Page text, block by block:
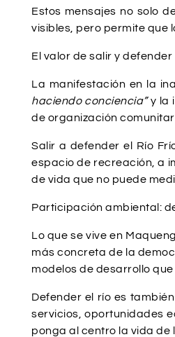
Estos mensajes no solo
visibles, pero permite que
El valor de salir y defender
La manifestación en la
haciendo conciencia”y la
de organización
Salir a defender el Río
espacio de recreación, a
de vida que no puede
Participación ambiental:
Lo que se vive en
más concreta de la
modelos de desarrollo
Defender el río es
servicios, oportunidades
ponga al centro la vida de